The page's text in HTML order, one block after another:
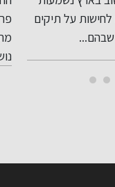
פרישה לפנסיה
מתקרבים לגיל